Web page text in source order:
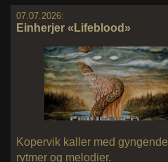
07.07.2026:
Einherjer «Lifeblood»
Kopervik kaller med gyngende
rytmer og melodier.